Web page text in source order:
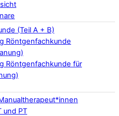
(Teil A + B)
Röntgenfachkunde
Röntgenfachkunde für
und PT